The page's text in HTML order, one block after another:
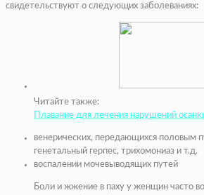
свидетельствуют о следующих заболеваниях:
Читайте также:
Плавание для лечения нарушений
венерических, передающихся половым
генетальный герпес, трихомониаз и т.д.
воспалении мочевыводящих путей
Боли и жжение в паху у женщин часто